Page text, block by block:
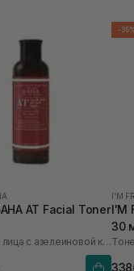
AT Facial Toner
Тонер для лица с азелеиновой кислотой
-
I'M
I'M
30